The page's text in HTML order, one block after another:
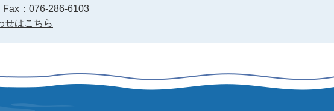
Fax：076-286-6103
せはこちら